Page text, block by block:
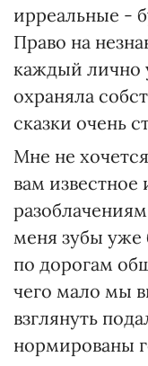
ирреальные -
Право на
каждый лично
охраняла
сказки очень
Мне не
вам известное
меня зубы уже
по дорогам
чего мало мы
взглянуть
нормированы